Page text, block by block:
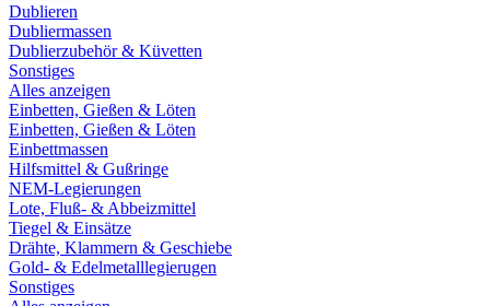
Dublieren
Dubliermassen
Dublierzubehör & Küvetten
Sonstiges
Alles anzeigen
Einbetten, Gießen & Löten
Einbetten, Gießen & Löten
Einbettmassen
Hilfsmittel & Gußringe
NEM-Legierungen
Lote, Fluß- & Abbeizmittel
Tiegel & Einsätze
Drähte, Klammern & Geschiebe
Gold- & Edelmetalllegierugen
Sonstiges